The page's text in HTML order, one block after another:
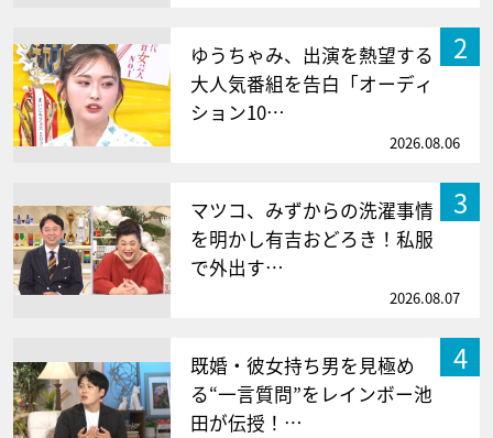
2
ゆうちゃみ、出演を熱望する
大人気番組を告白「オーディ
ション10…
2026.08.06
3
マツコ、みずからの洗濯事情
を明かし有吉おどろき！私服
で外出す…
2026.08.07
4
既婚・彼女持ち男を見極め
る“一言質問”をレインボー池
田が伝授！…